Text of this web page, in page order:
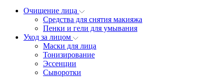
Очищение лица
Средства для снятия макияжа
Пенки и гели для умывания
Уход за лицом
Маски для лица
Тонизирование
Эссенции
Сыворотки